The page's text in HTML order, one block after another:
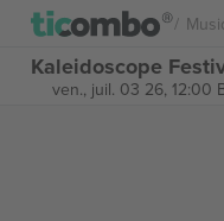
Kaleidoscope
ven., juil. 03 26, 12:00